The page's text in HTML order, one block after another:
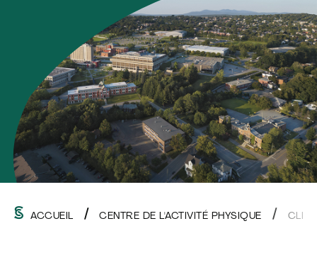
ACCUEIL CENTRE DE L'ACTIVITÉ PHYSIQUE